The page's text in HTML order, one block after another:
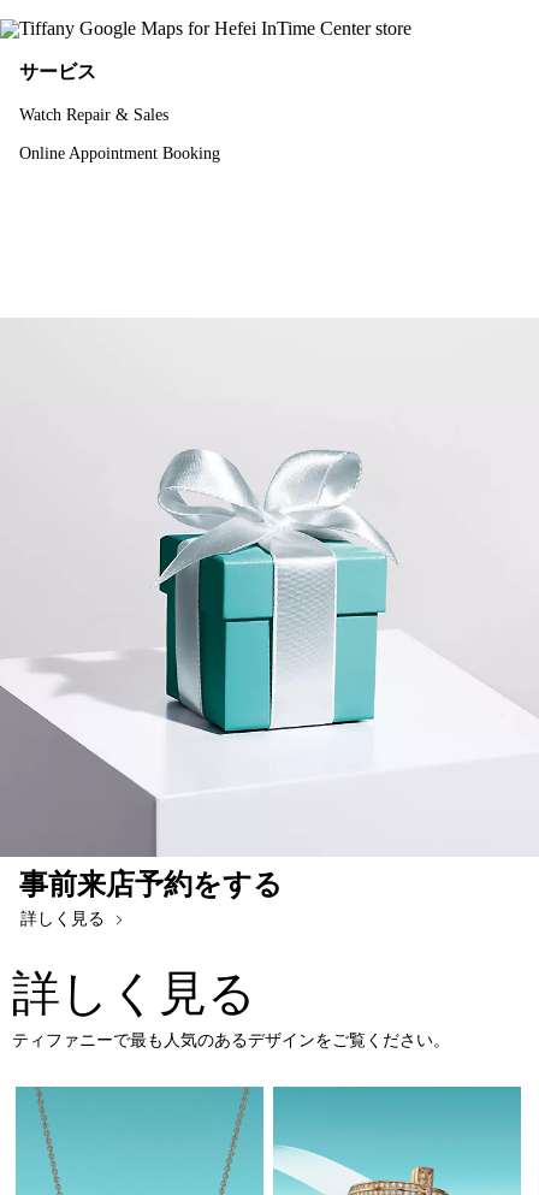
サービス
Watch Repair & Sales
Online Appointment Booking
事前来店予約をする
詳しく見る
詳しく見る
ティファニーで最も人気のあるデザインをご覧ください。